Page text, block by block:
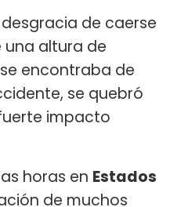
de caerse
una altura de
encontraba de
se quebró
impacto
horas en Estados
de muchos